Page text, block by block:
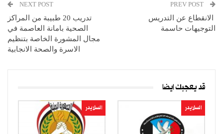
الانقطاع عن التدريس
التوجيهات حاسمة
NEXT POST
تدريب 20 طبيبة من المراكز
الصحية بامانة العاصمة في
مجال المشورة الخاصة بتنظيم
الاسرة والصحة الانجابية
قد يعجبك ايضا
السلايدر السلايدر